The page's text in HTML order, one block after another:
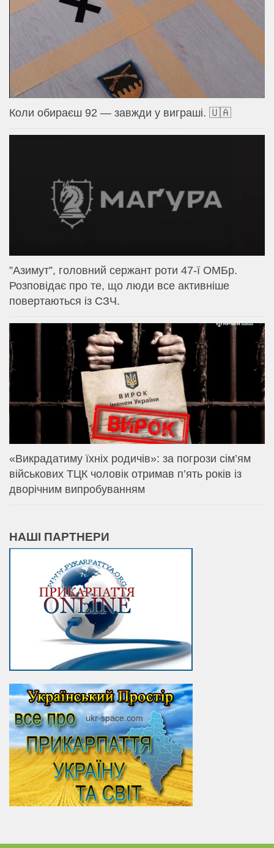
Коли обираєш 92 — завжди у виграші. 🇺🇦
⁨”Азимут”, головний сержант роти 47-ї ОМБр.
Розповідає про те, що люди все активніше
повертаються із СЗЧ.
«Викрадатиму їхніх родичів»: за погрози сім’ям
військових ТЦК чоловік отримав п’ять років із
дворічним випробуванням
НАШІ ПАРТНЕРИ